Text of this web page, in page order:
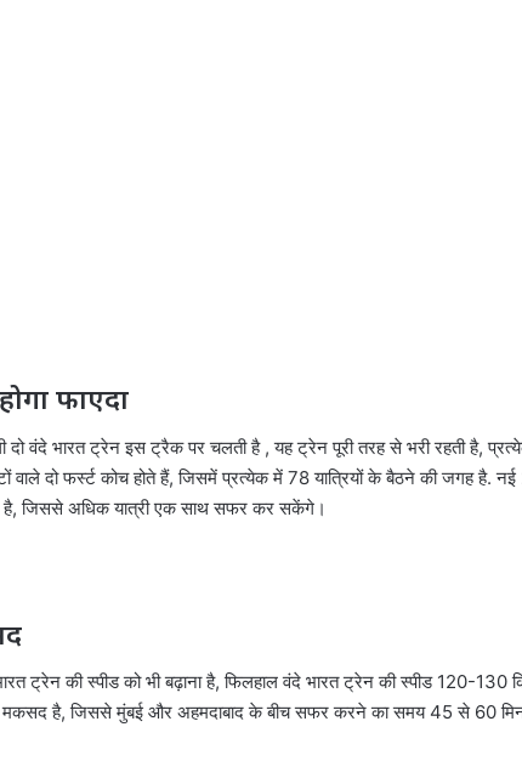
फाएदा
दो वंदे भारत ट्रेन इस ट्रैक पर चलती है , यह ट्रेन पूरी तरह से भरी रहती है,
वाले दो फर्स्ट कोच होते हैं, जिसमें प्रत्येक में 78 यात्रियों के बैठने की जगह है. नई
है, जिससे अधिक यात्री एक साथ सफर कर सकेंगे।
ट्रेन की स्पीड को भी बढ़ाना है, फिलहाल वंदे भारत ट्रेन की स्पीड 120-130
मकसद है, जिससे मुंबई और अहमदाबाद के बीच सफर करने का समय 45 से 60